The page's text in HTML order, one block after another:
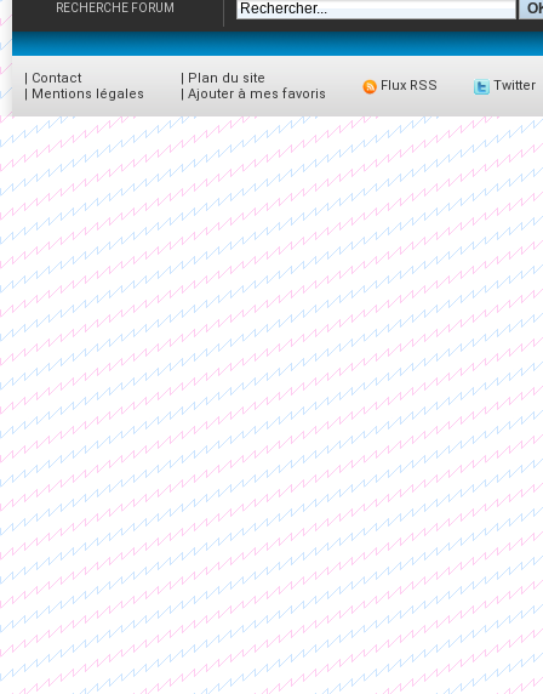
RECHERCHE FORUM
| Contact
| Mentions légales
| Plan du site
| Ajouter à mes favoris
Flux RSS Twitter